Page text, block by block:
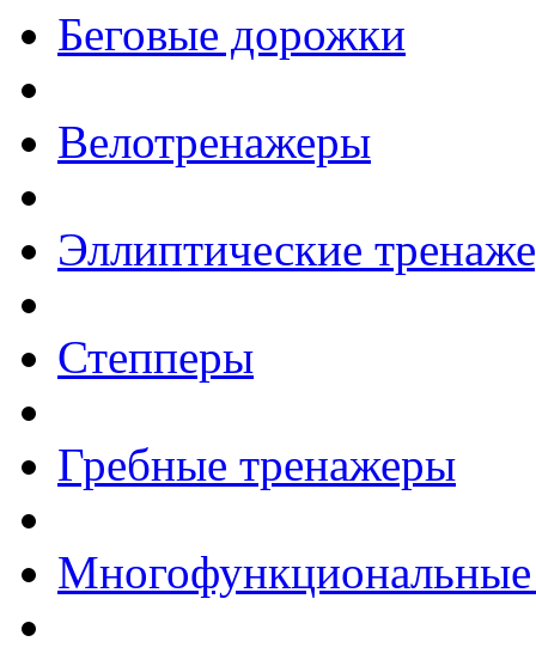
Беговые дорожки
Велотренажеры
Эллиптические
Степперы
Гребные тренажеры